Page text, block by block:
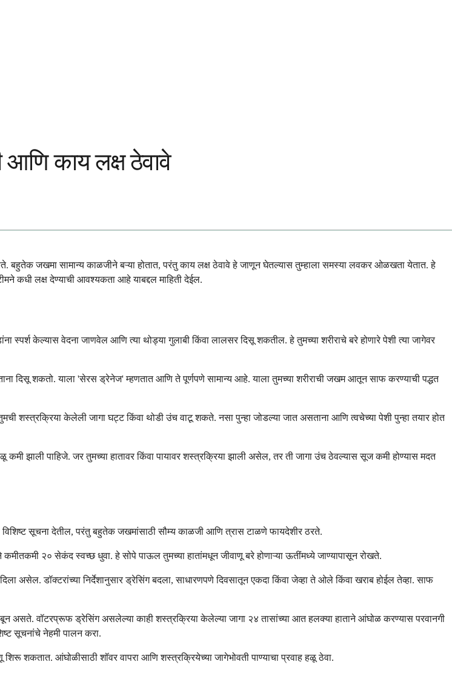
काय लक्ष ठेवावे
बहुतेक जखमा सामान्य काळजीने बऱ्या होतात, परंतु काय लक्ष ठेवावे हे जाणून घेतल्यास तुम्हाला समस्या लवकर ओळखता येतात. हे
कधी लक्ष देण्याची आवश्यकता आहे याबद्दल माहिती देईल.
केल्यास वेदना जाणवेल आणि त्या थोड्या गुलाबी किंवा लालसर दिसू शकतील. हे तुमच्या शरीराचे बरे होणारे पेशी त्या जागेवर
दिसू शकतो. याला 'सेरस ड्रेनेज' म्हणतात आणि ते पूर्णपणे सामान्य आहे. याला तुमच्या शरीराची जखम आतून साफ ​​करण्याची पद्धत
शस्त्रक्रिया केलेली जागा घट्ट किंवा थोडी उंच वाटू शकते. नसा पुन्हा जोडल्या जात असताना आणि त्वचेच्या पेशी पुन्हा तयार होत
झाली पाहिजे. जर तुमच्या हातावर किंवा पायावर शस्त्रक्रिया झाली असेल, तर ती जागा उंच ठेवल्यास सूज कमी होण्यास मदत
विशिष्ट सूचना देतील, परंतु बहुतेक जखमांसाठी सौम्य काळजी आणि त्रास टाळणे फायदेशीर ठरते.
२० सेकंद स्वच्छ धुवा. हे सोपे पाऊल तुमच्या हातांमधून जीवाणू बरे होणाऱ्या ऊतींमध्ये जाण्यापासून रोखते.
असेल. डॉक्टरांच्या निर्देशानुसार ड्रेसिंग बदला, साधारणपणे दिवसातून एकदा किंवा जेव्हा ते ओले किंवा खराब होईल तेव्हा. साफ
असते. वॉटरप्रूफ ड्रेसिंग असलेल्या काही शस्त्रक्रिया केलेल्या जागा २४ तासांच्या आत हलक्या हाताने आंघोळ करण्यास परवानगी
सूचनांचे नेहमी पालन करा.
शकतात. आंघोळीसाठी शॉवर वापरा आणि शस्त्रक्रियेच्या जागेभोवती पाण्याचा प्रवाह हळू ठेवा.